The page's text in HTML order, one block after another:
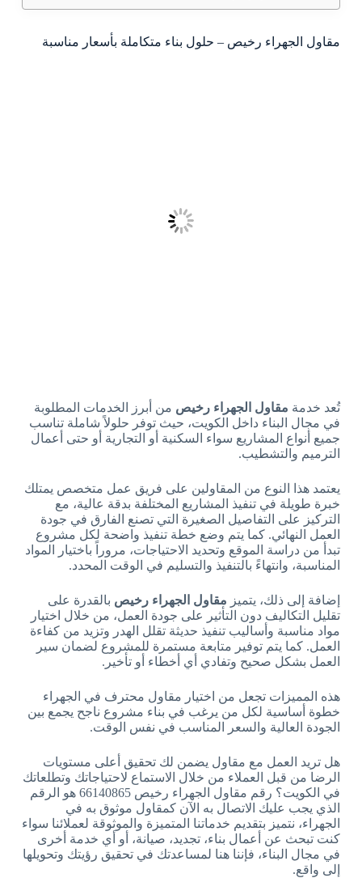
مقاول الجهراء رخيص – حلول بناء متكاملة بأسعار مناسبة
تُعد خدمة مقاول الجهراء رخيص من أبرز الخدمات المطلوبة
في مجال البناء داخل الكويت، حيث توفر حلولاً شاملة تناسب
جميع أنواع المشاريع سواء السكنية أو التجارية أو حتى أعمال
الترميم والتشطيب.
يعتمد هذا النوع من المقاولين على فريق عمل متخصص يمتلك
خبرة طويلة في تنفيذ المشاريع المختلفة بدقة عالية، مع
التركيز على التفاصيل الصغيرة التي تصنع الفارق في جودة
العمل النهائي. كما يتم وضع خطة تنفيذ واضحة لكل مشروع
تبدأ من دراسة الموقع وتحديد الاحتياجات، مروراً باختيار المواد
المناسبة، وانتهاءً بالتنفيذ والتسليم في الوقت المحدد.
إضافة إلى ذلك، يتميز مقاول الجهراء رخيص بالقدرة على
تقليل التكاليف دون التأثير على جودة العمل، من خلال اختيار
مواد مناسبة وأساليب تنفيذ حديثة تقلل الهدر وتزيد من كفاءة
العمل. كما يتم توفير متابعة مستمرة للمشروع لضمان سير
العمل بشكل صحيح وتفادي أي أخطاء أو تأخير.
هذه المميزات تجعل من اختيار مقاول محترف في الجهراء
خطوة أساسية لكل من يرغب في بناء مشروع ناجح يجمع بين
الجودة العالية والسعر المناسب في نفس الوقت.
هل تريد العمل مع مقاول يضمن لك تحقيق أعلى مستويات
الرضا من قبل العملاء من خلال الاستماع لاحتياجاتك وتطلعاتك
في الكويت؟ رقم مقاول الجهراء رخيص 66140865 هو الرقم
الذي يجب عليك الاتصال به الآن كمقاول موثوق به في
الجهراء، نتميز بتقديم خدماتنا المتميزة والموثوقة لعملائنا سواء
كنت تبحث عن أعمال بناء، تجديد، صيانة، أو أي خدمة أخرى
في مجال البناء، فإننا هنا لمساعدتك في تحقيق رؤيتك وتحويلها
إلى واقع.